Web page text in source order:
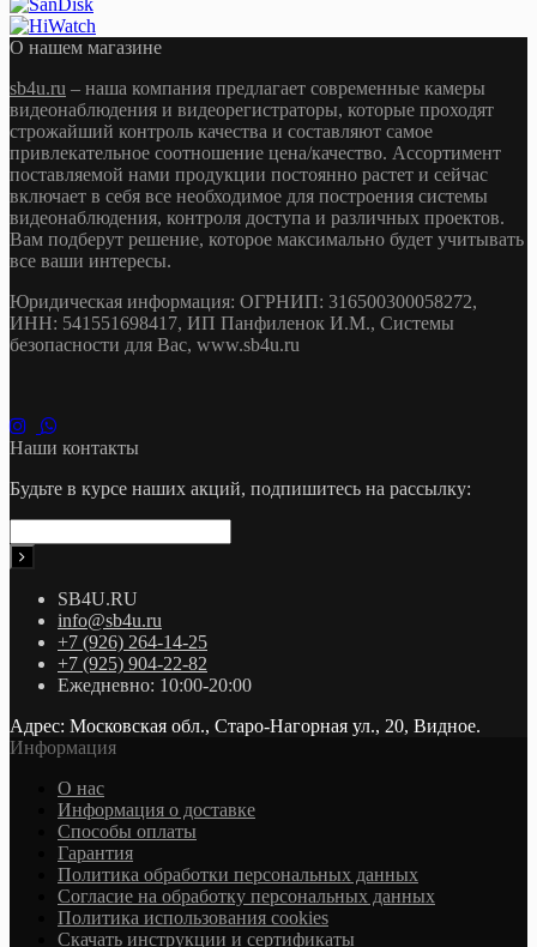
О нашем магазине
sb4u.ru – наша компания предлагает современные камеры
видеонаблюдения и видеорегистраторы, которые проходят
строжайший контроль качества и составляют самое
привлекательное соотношение цена/качество. Ассортимент
поставляемой нами продукции постоянно растет и сейчас
включает в себя все необходимое для построения системы
видеонаблюдения, контроля доступа и различных проектов.
Вам подберут решение, которое максимально будет учитывать
все ваши интересы.
Юридическая информация: ОГРНИП: 316500300058272,
ИНН: 541551698417, ИП Панфиленок И.М., Системы
безопасности для Вас, www.sb4u.ru
Наши контакты
Будьте в курсе наших акций, подпишитесь на рассылку:
SB4U.RU
info@sb4u.ru
+7 (926) 264-14-25
+7 (925) 904-22-82
Ежедневно: 10:00-20:00
Адрес: Московская обл., Старо-Нагорная ул., 20, Видное.
Информация
О нас
Информация о доставке
Cпособы оплаты
Гарантия
Политика обработки персональных данных
Согласие на обработку персональных данных
Политика использования cookies
Скачать инструкции и сертификаты